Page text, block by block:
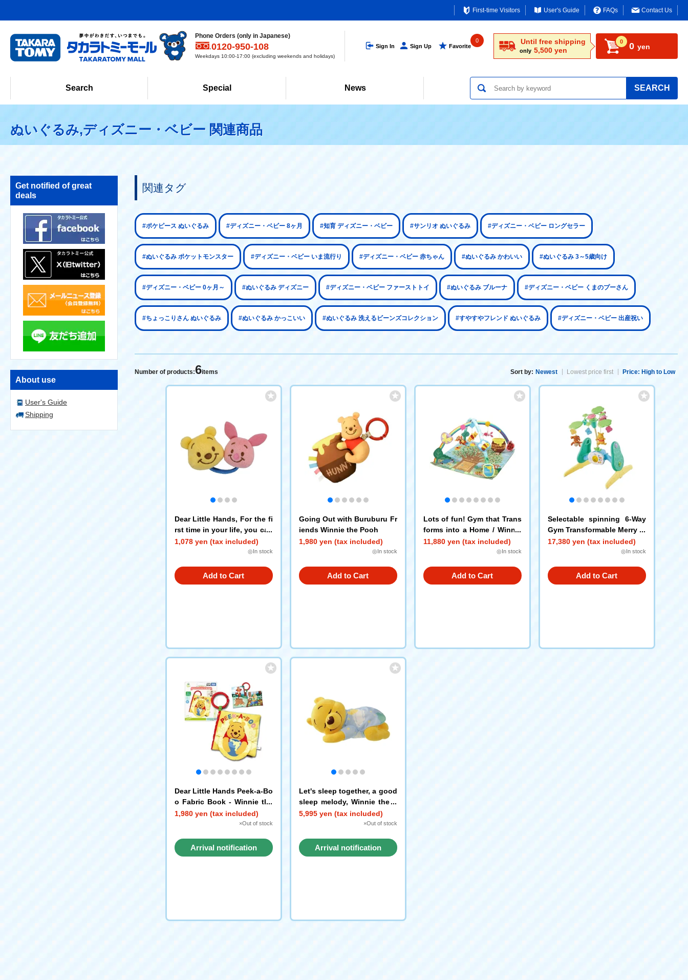
First-time Visitors User's Guide FAQs Contact Us
Phone Orders (only in Japanese)
0120-950-108
Weekdays 10:00-17:00 (excluding weekends and holidays)
Sign In Sign Up Favorite
0 Until free shipping
only 5,500 yen
0 0 yen
Search Special News SEARCH
ぬいぐるみ,ディズニー・ベビー 関連商品
Get notified of great
deals
About use
User's Guide
Shipping
関連タグ
#ポケピース ぬいぐるみ #ディズニー・ベビー 8ヶ月 #知育 ディズニー・ベビー #サンリオ ぬいぐるみ #ディズニー・ベビー ロングセラー
#ぬいぐるみ ポケットモンスター #ディズニー・ベビー いま流行り #ディズニー・ベビー 赤ちゃん #ぬいぐるみ かわいい #ぬいぐるみ 3～5歳向け
#ディズニー・ベビー 0ヶ月～ #ぬいぐるみ ディズニー #ディズニー・ベビー ファーストトイ #ぬいぐるみ ブルーナ #ディズニー・ベビー くまのプーさん
#ちょっこりさん ぬいぐるみ #ぬいぐるみ かっこいい #ぬいぐるみ 洗えるビーンズコレクション #すやすやフレンド ぬいぐるみ #ディズニー・ベビー 出産祝い
Number of products:6items Sort by: Newest Lowest price first Price: High to Low
Dear Little Hands, For the fi
rst time in your life, you can
hold it ring ring♪ Winnie the
1,078 yen (tax included)
◎In stock
Add to Cart
Going Out with Buruburu Fr
iends Winnie the Pooh
1,980 yen (tax included)
◎In stock
Add to Cart
Lots of fun! Gym that Trans
forms into a Home / Winnie
the Pooh
11,880 yen (tax included)
◎In stock
Add to Cart
Selectable spinning 6-Way
Gym Transformable Merry Pl
us Winnie the Pooh
17,380 yen (tax included)
◎In stock
Add to Cart
Dear Little Hands Peek-a-Bo
o Fabric Book - Winnie the
Pooh
1,980 yen (tax included)
×Out of stock
Arrival notification
Let's sleep together, a good
sleep melody, Winnie the P
ooh
5,995 yen (tax included)
×Out of stock
Arrival notification